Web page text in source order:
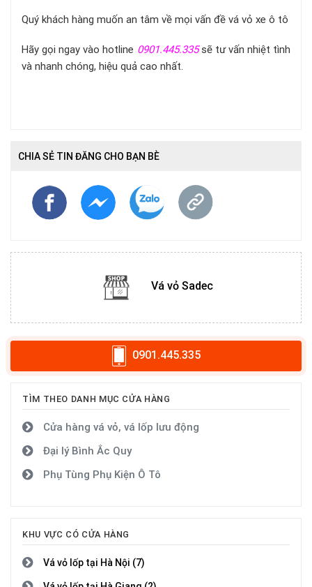
Quý khách hàng muốn an tâm về mọi vấn đề vá vỏ xe ô tô
Hãy gọi ngay vào hotline 0901.445.335 sẽ tư vấn nhiệt tình
và nhanh chóng, hiệu quả cao nhất.
CHIA SẺ TIN ĐĂNG CHO BẠN BÈ
Vá vỏ Sadec
0901.445.335
TÌM THEO DANH MỤC CỬA HÀNG
Cửa hàng vá vỏ, vá lốp lưu động
Đại lý Bình Ắc Quy
Phụ Tùng Phụ Kiện Ô Tô
KHU VỰC CÓ CỬA HÀNG
Vá vỏ lốp tại Hà Nội (7)